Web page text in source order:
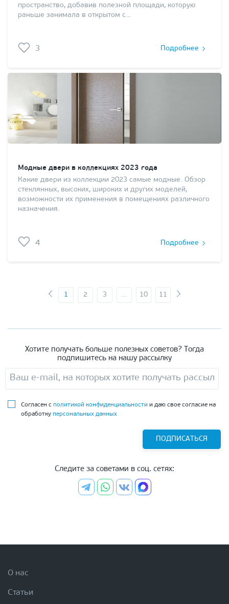
пространство, добавив полезной площади, которую
раньше занимала в открытом с…
3 Подробнее
Модные двери в коллекциях 2023 года
Какие двери из коллекции 2023 самые модные. Обзор
стеклянных, высоких, широких и других моделей,
возможности их применения в помещениях различного
назначения.
4 Подробнее
1 2 3 ... 10 11
Хотите получать больше полезных советов? Тогда
подпишитесь на нашу рассылку
Согласен с политикой конфиденциальности и даю свое согласие на
обработку персональных данных
ПОДПИСАТЬСЯ
Следите за советами в соц. сетях:
О нас
Статьи